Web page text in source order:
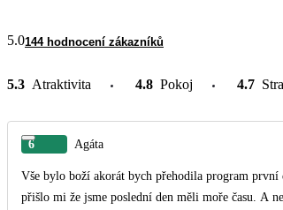
5.0144 hodnocení zákazníků
5.3 Atraktivita 4.8 Pokoj 4.7
6 Agáta
Vše bylo boží akorát bych přehodila program
přišlo mi že jsme poslední den měli moře času. A